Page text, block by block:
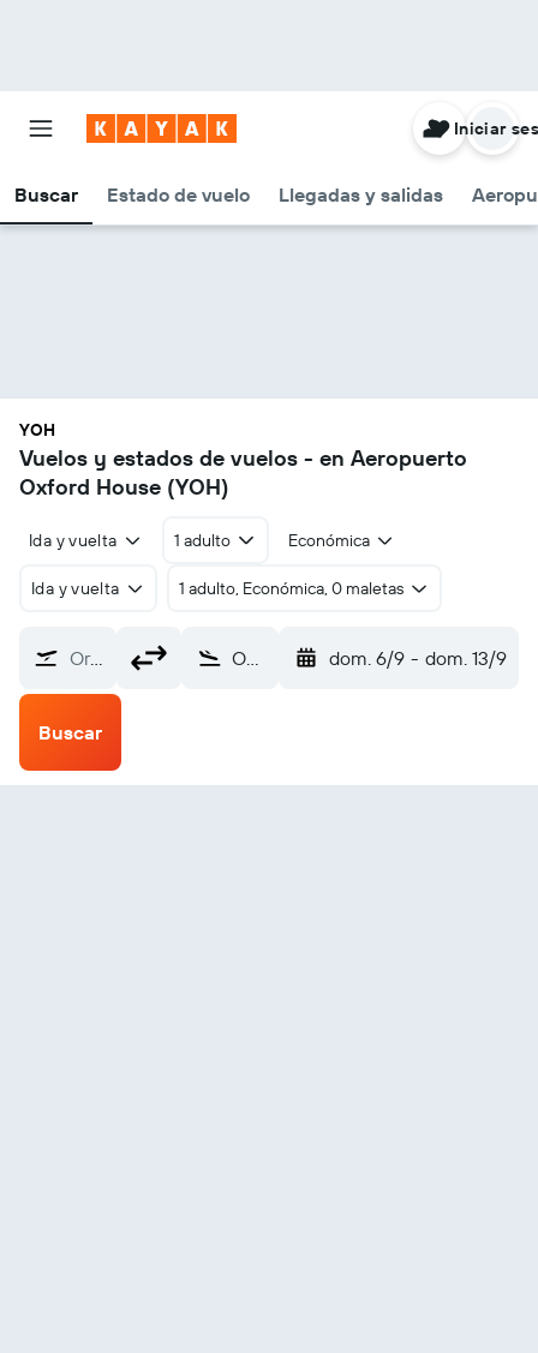
Buscar Estado de vuelo Llegadas y salidas
Iniciar
YOH
Vuelos y estados de vuelos - en Aeropuerto
Oxford House (YOH)
Ida y vuelta 1 adulto Económica
Ida y vuelta 1 adulto, Económica, 0 maletas
Origen Oxford House (YOH) dom. 6/9 - dom. 13/9
Buscar